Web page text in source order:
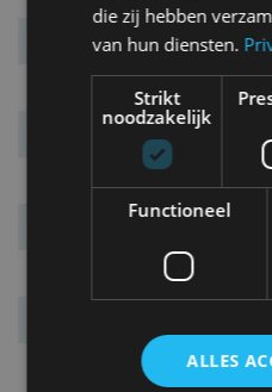
Transmissie
Carrosserietype
die zij hebben
van hun diensten.
Strikt
noodzakelijk
Functioneel
ALLES